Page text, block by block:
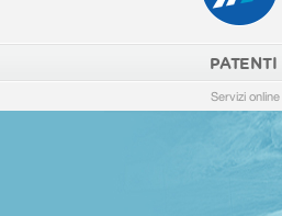
PATENTI
Servizi online